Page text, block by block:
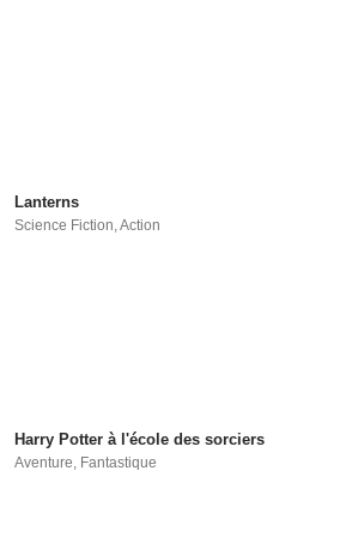
Lanterns
Science Fiction,Action
Harry Potter à l'école des sorciers
Aventure, Fantastique